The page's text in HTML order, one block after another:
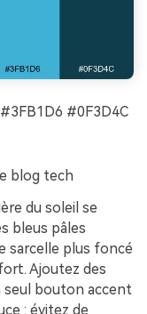
#0F3D4C
blog tech
du soleil se
bleus pâles
sarcelle plus foncé
Ajoutez des
seul bouton accent
: évitez de